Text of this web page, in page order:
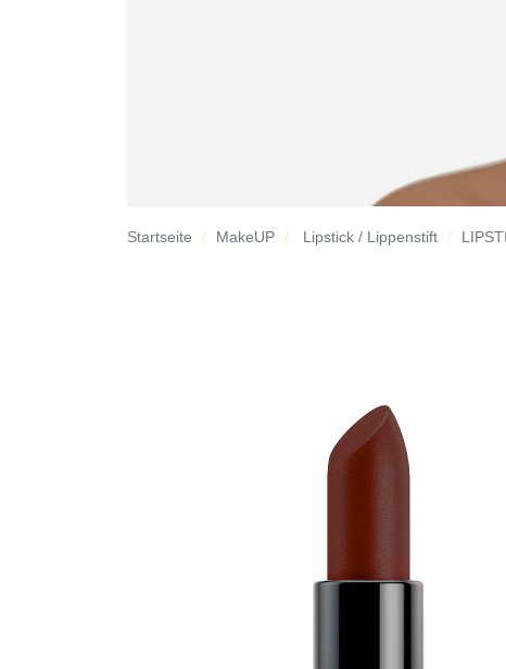
Startseite MakeUP Lipstick / Lippenstift